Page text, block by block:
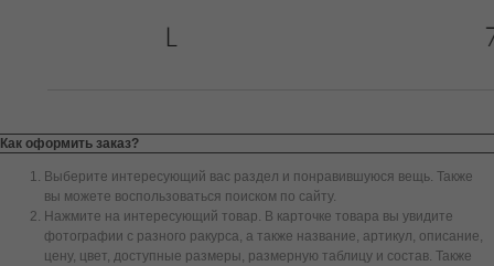
Как оформить заказ?
Выберите интересующий вас раздел и понравившуюся вещь. Также
вы можете воспользоваться поиском по сайту.
Нажмите на интересующий товар. В карточке товара вы увидите
фотографии с разного ракурса, а также название, артикул, описание,
цену, цвет, доступные размеры, размерную таблицу и состав. Также